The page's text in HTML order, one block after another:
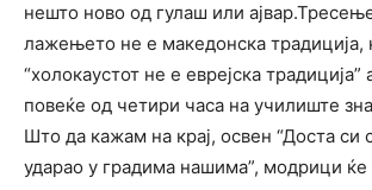
нешто ново од гулаш или
лажењето не е македонска традиција,
“холокаустот не е еврејска традиција”
повеќе од четири часа на училиште
Што да кажам на крај, освен “Доста си
ударао у градима нашима”, модрици ќе